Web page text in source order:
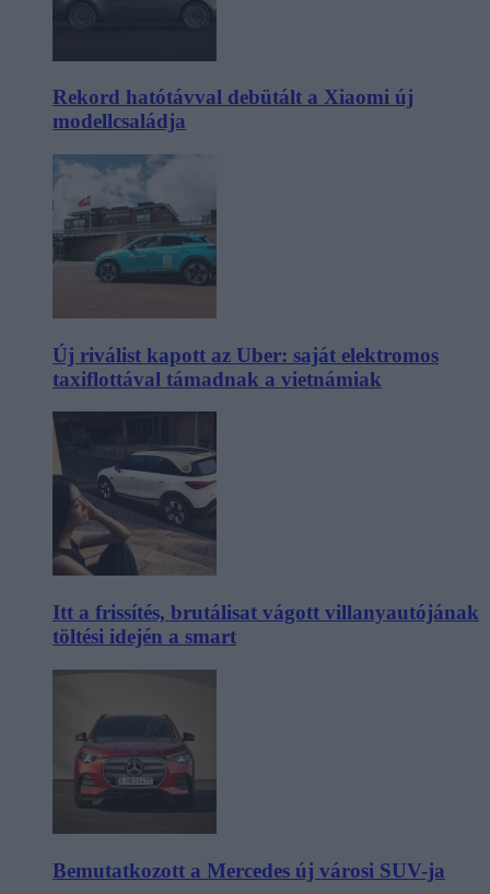
Rekord hatótávval debütált a Xiaomi új
modellcsaládja
Új riválist kapott az Uber: saját elektromos
taxiflottával támadnak a vietnámiak
Itt a frissítés, brutálisat vágott villanyautójának
töltési idején a smart
Bemutatkozott a Mercedes új városi SUV-ja